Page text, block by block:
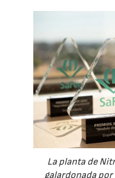
La planta de
galardonada por